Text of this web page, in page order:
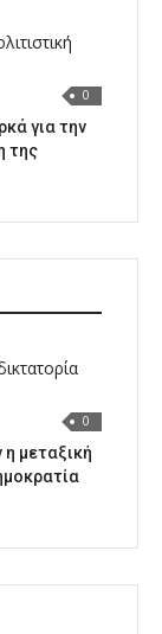
0
για την
της
0
μεταξική